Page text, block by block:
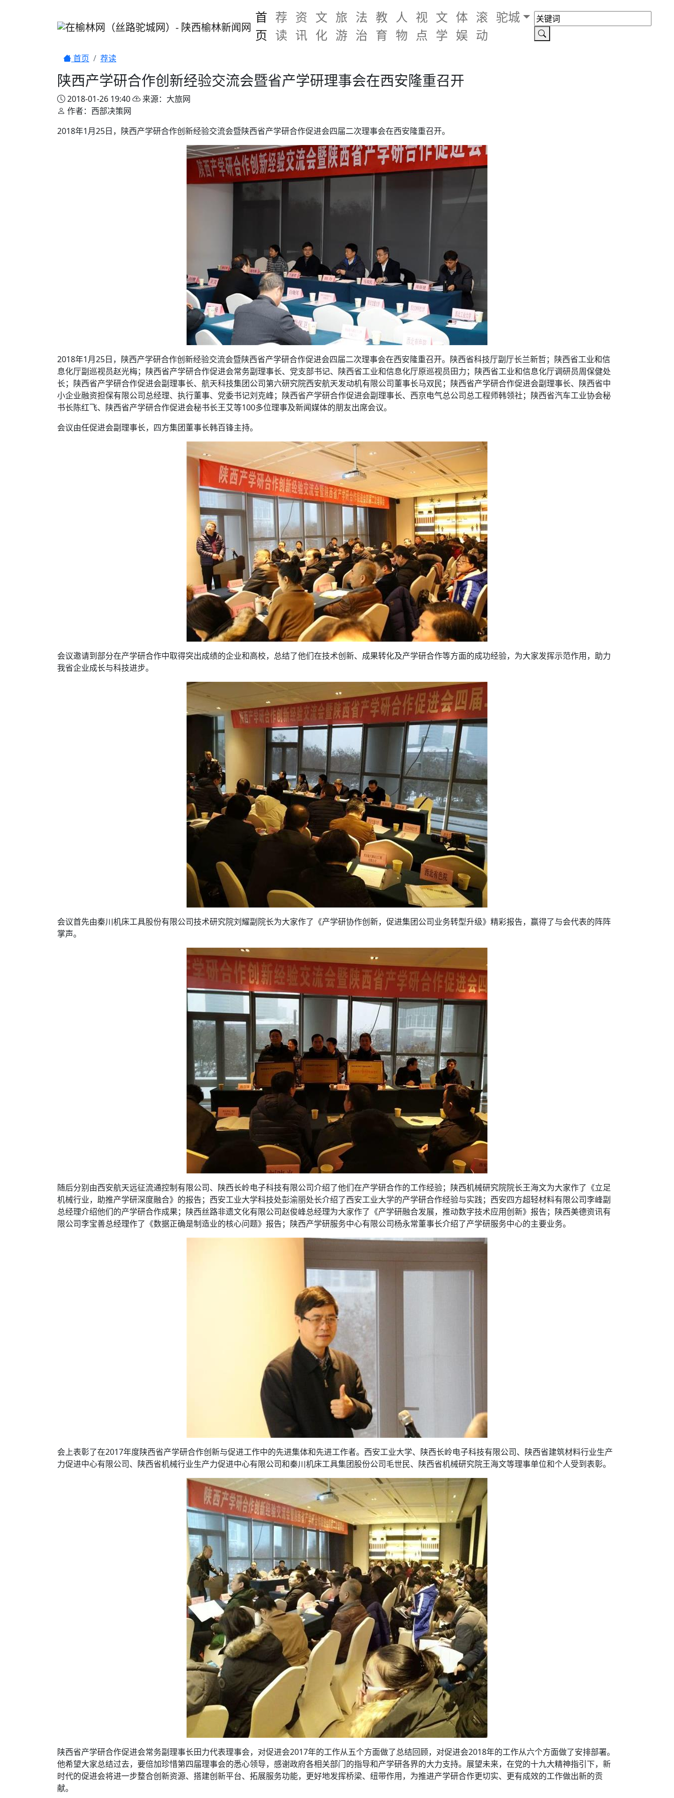
首
页
荐
读
资
讯
文
化
旅
游
法
治
教
育
人
物
视
点
文
学
体
娱
滚
动
驼城
首页 荐读
陕西产学研合作创新经验交流会暨省产学研理事会在西安隆重召开
2018-01-26 19:40
来源：大旅网
作者：西部决策网
2018年1月25日，陕西产学研合作创新经验交流会暨陕西省产学研合作促进会四届二次理事会在西安隆重召开。
2018年1月25日，陕西产学研合作创新经验交流会暨陕西省产学研合作促进会四届二次理事会在西安隆重召开。陕西省科技厅副厅长兰新哲；陕西省工业和信
息化厅副巡视员赵光梅；陕西省产学研合作促进会常务副理事长、党支部书记、陕西省工业和信息化厅原巡视员田力；陕西省工业和信息化厅调研员周保健处
长；陕西省产学研合作促进会副理事长、航天科技集团公司第六研究院西安航天发动机有限公司董事长马双民；陕西省产学研合作促进会副理事长、陕西省中
小企业融资担保有限公司总经理、执行董事、党委书记刘克峰；陕西省产学研合作促进会副理事长、西京电气总公司总工程师韩领社；陕西省汽车工业协会秘
书长陈红飞、陕西省产学研合作促进会秘书长王艾等100多位理事及新闻媒体的朋友出席会议。
会议由任促进会副理事长，四方集团董事长韩百锋主持。
会议邀请到部分在产学研合作中取得突出成绩的企业和高校，总结了他们在技术创新、成果转化及产学研合作等方面的成功经验，为大家发挥示范作用，助力
我省企业成长与科技进步。
会议首先由秦川机床工具股份有限公司技术研究院刘耀副院长为大家作了《产学研协作创新，促进集团公司业务转型升级》精彩报告，赢得了与会代表的阵阵
掌声。
随后分别由西安航天远征流通控制有限公司、陕西长岭电子科技有限公司介绍了他们在产学研合作的工作经验；陕西机械研究院院长王海文为大家作了《立足
机械行业，助推产学研深度融合》的报告；西安工业大学科技处彭渝丽处长介绍了西安工业大学的产学研合作经验与实践；西安四方超轻材料有限公司李峰副
总经理介绍他们的产学研合作成果；陕西丝路非遗文化有限公司赵俊峰总经理为大家作了《产学研融合发展，推动数字技术应用创新》报告；陕西美德资讯有
限公司李宝善总经理作了《数据正确是制造业的核心问题》报告；陕西产学研服务中心有限公司杨永常董事长介绍了产学研服务中心的主要业务。
会上表彰了在2017年度陕西省产学研合作创新与促进工作中的先进集体和先进工作者。西安工业大学、陕西长岭电子科技有限公司、陕西省建筑材料行业生产
力促进中心有限公司、陕西省机械行业生产力促进中心有限公司和秦川机床工具集团股份公司毛世民、陕西省机械研究院王海文等理事单位和个人受到表彰。
陕西省产学研合作促进会常务副理事长田力代表理事会，对促进会2017年的工作从五个方面做了总结回顾，对促进会2018年的工作从六个方面做了安排部署。
他希望大家总结过去，要倍加珍惜第四届理事会的悉心领导，感谢政府各相关部门的指导和产学研各界的大力支持。展望未来，在党的十九大精神指引下，新
时代的促进会将进一步整合创新资源、搭建创新平台、拓展服务功能，更好地发挥桥梁、纽带作用，为推进产学研合作更切实、更有成效的工作做出新的贡
献。